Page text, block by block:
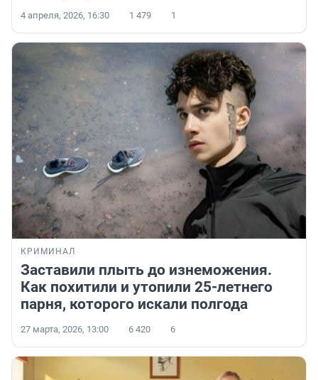
4 апреля, 2026, 16:30 1 479 1
КРИМИНАЛ
Заставили плыть до изнеможения.
Как похитили и утопили 25-летнего
парня, которого искали полгода
27 марта, 2026, 13:00 6 420 6